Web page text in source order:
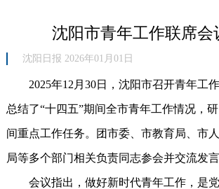
沈阳市青年工作联席会
沈阳日报 2026年01月01日
2025年12月30日，沈阳市召开青年工
总结了“十四五”期间全市青年工作情况，
间重点工作任务。团市委、市教育局、市
局等多个部门相关负责同志参会并交流发言
会议指出，做好新时代青年工作，是党